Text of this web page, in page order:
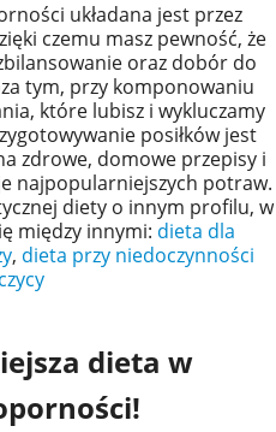
układana jest przez
czemu masz pewność, że
oraz dobór do
tym, przy komponowaniu
które lubisz i wykluczamy
posiłków jest
zdrowe, domowe przepisy i
najpopularniejszych potraw.
diety o innym profilu, w
między innymi: dieta dla
, dieta przy niedoczynności
dieta w